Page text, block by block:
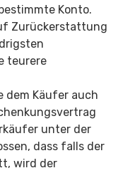
Konto.
Zurückerstattung
teurere
dem Käufer auch
unter der
dass falls der
wird der